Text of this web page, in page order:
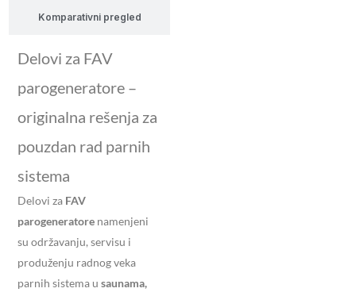
Komparativni pregled
Delovi za FAV
parogeneratore –
originalna rešenja za
pouzdan rad parnih
sistema
Delovi za FAV
parogeneratore namenjeni
su održavanju, servisu i
produženju radnog veka
parnih sistema u saunama,